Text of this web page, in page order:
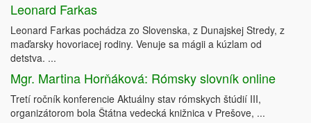
Leonard Farkas
Leonard Farkas pochádza zo Slovenska, z Dunajskej Stredy, z
maďarsky hovoriacej rodiny. Venuje sa mágii a kúzlam od
detstva. ...
Mgr. Martina Horňáková: Rómsky slovník online
Tretí ročník konferencie Aktuálny stav rómskych štúdií III,
organizátorom bola Štátna vedecká knižnica v Prešove, ...